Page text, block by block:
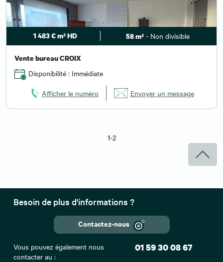
1 483 € m² HD 58 m² - Non divisible
Vente bureau CROIX
Disponibilité : Immédiate
Afficher le numéro Envoyer un message
1-2
Besoin de plus d'informations ?
Contactez-nous
Vous pouvez également nous
contacter au :
01 59 30 08 67